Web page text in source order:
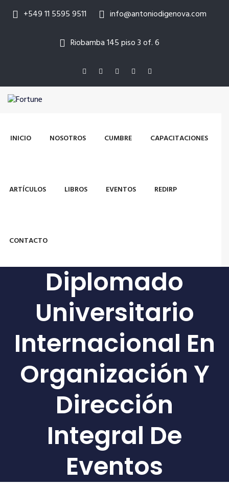
+549 11 5595 9511 info@antoniodigenova.com
Riobamba 145 piso 3 of. 6
INICIO NOSOTROS CUMBRE CAPACITACIONES
ARTÍCULOS LIBROS EVENTOS REDIRP
CONTACTO
Diplomado
Universitario
Internacional En
Organización Y
Dirección
Integral De
Eventos